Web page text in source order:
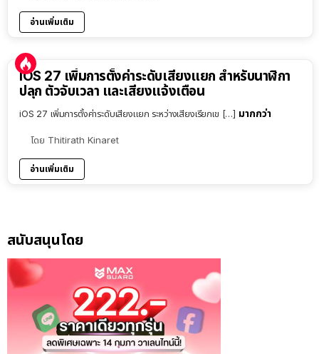
อ่านเพิ่มเติม
iOS 27 เพิ่มการตั้งค่าระดับเสียงแยก สำหรับนาฬิกา
ปลุก ตัวจับเวลา และเสียงแจ้งเตือน
iOS 27 เพิ่มการตั้งค่าระดับเสียงแยก ระหว่างเสียงเรียกเข […] มากกว่า
โดย Thitirath Kinaret
อ่านเพิ่มเติม
สนับสนุนโดย